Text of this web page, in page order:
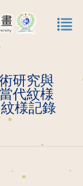
研究與
代紋様
様記錄